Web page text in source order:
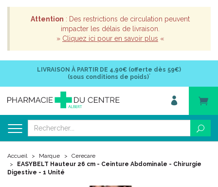
Attention : Des restrictions de circulation peuvent
impacter les délais de livraison.
» Cliquez ici pour en savoir plus «
LIVRAISON À PARTIR DE 4,90€ (offerte dès 59€)
(sous conditions de poids)*
Accueil Marque
Cerecare
EASYBELT Hauteur 26 cm - Ceinture Abdominale - Chirurgie
Digestive - 1 Unité